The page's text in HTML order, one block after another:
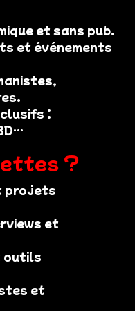
et sans pub.
et événements
:
?
projets
et
outils
et